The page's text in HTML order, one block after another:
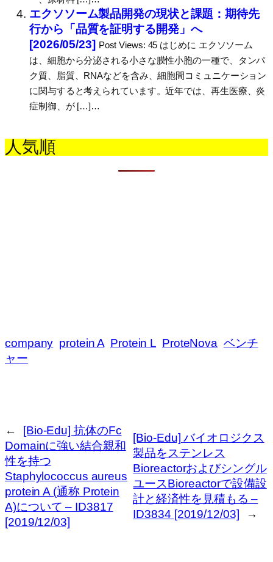
エクソソーム製品開発の現状と課題：期待先
行から「品質を証明する開発」へ
[2026/05/23] Post Views: 45 はじめに エクソソーム
は、細胞から分泌される小さな膜性小胞の一種で、タンパ
ク質、脂質、RNAなどを含み、細胞間コミュニケーション
に関与すると考えられています。近年では、再生医療、炎
症制御、が […]…
人気順
company protein A Protein L ProteNova ベンチ
ャー
←
[Bio-Edu] 抗体のFc
Domainに強い結合親和
性を持つ
Staphylococcus aureus
protein A (通称 Protein
A)について – ID3817
[2019/12/03]
[Bio-Edu] バイオロジクス
製品をステンレス
Bioreactorおよびシングル
ユースBioreactorで設備設
計と経済性を見積もる –
ID3834 [2019/12/03]
→